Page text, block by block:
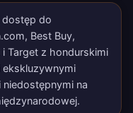
dostęp do
Best Buy,
i Target z hondurskimi
ekskluzywnymi
niedostępnymi na